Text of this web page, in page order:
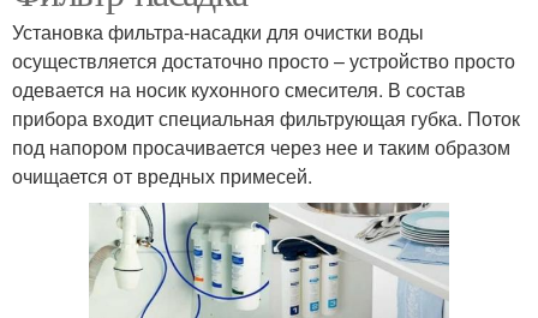
Установка фильтра-насадки для очистки воды
осуществляется достаточно просто – устройство просто
одевается на носик кухонного смесителя. В состав
прибора входит специальная фильтрующая губка. Поток
под напором просачивается через нее и таким образом
очищается от вредных примесей.